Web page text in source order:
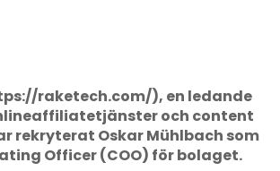
raketech.com/), en ledande
och content
rekryterat Oskar Mühlbach som
Officer (COO) för bolaget.